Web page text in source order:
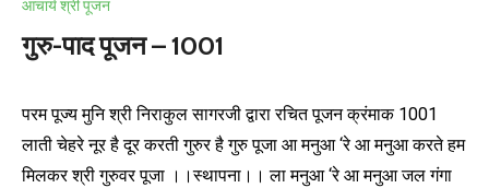
आचार्य श्री पूजन
गुरु-पाद पूजन – 1001
परम पूज्य मुनि श्री निराकुल सागरजी द्वारा रचित पूजन क्रंमाक 1001
लाती चेहरे नूर है दूर करती गुरुर है गुरु पूजा आ मनुआ ‘रे आ मनुआ करते हम
मिलकर श्री गुरुवर पूजा ।।स्थापना।। ला मनुआ ‘रे आ मनुआ जल गंगा